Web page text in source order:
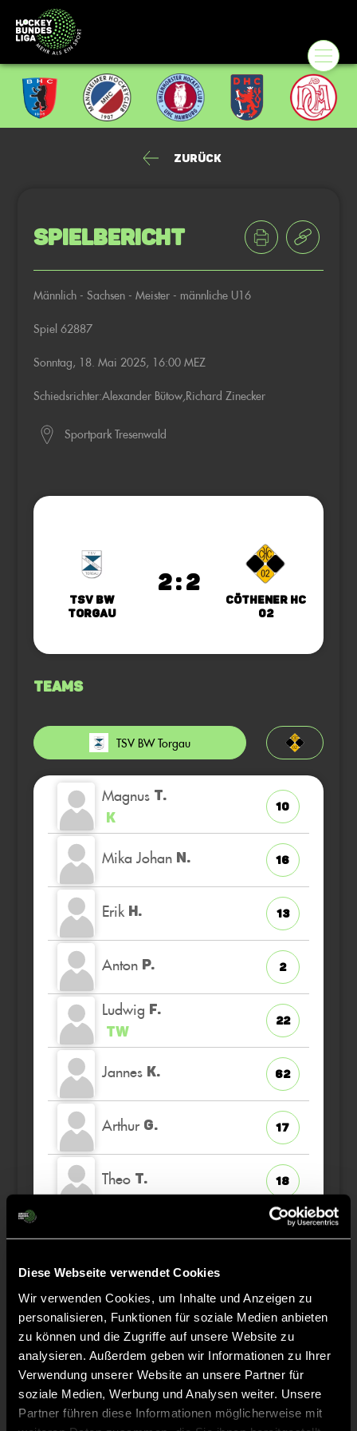
Diese Webseite verwendet Cookies
Wir verwenden Cookies, um Inhalte und Anzeigen zu
personalisieren, Funktionen für soziale Medien anbieten
zu können und die Zugriffe auf unsere Website zu
analysieren. Außerdem geben wir Informationen zu Ihrer
Verwendung unserer Website an unsere Partner für
soziale Medien, Werbung und Analysen weiter. Unsere
Partner führen diese Informationen möglicherweise mit
Zurück
Spielbericht
Männlich - Sachsen - Meister - männliche U16
Spiel 62887
Sonntag, 18. Mai 2025, 16:00 MEZ
Schiedsrichter:Alexander Bütow,Richard Zinecker
Sportpark Tresenwald
TSV BW
Torgau
2 : 2
Cöthener HC
02
Teams
TSV BW Torgau
Magnus T.
K
10
Mika Johan N. 16
Erik H. 13
Anton P. 2
Ludwig F.
TW
22
Jannes K. 62
Arthur G. 17
Theo T. 18
27
Fynn G. 40
Alois G. 8